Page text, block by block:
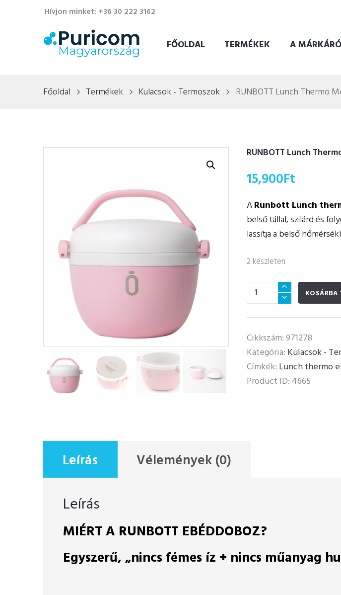
Hívjon minket: +36 30 222 3162
FŐOLDAL TERMÉKEK A
Főoldal Termékek Kulacsok - Termoszok RUNBOTT Lunch Thermo
RUNBOTT Lunch
15,900Ft
ARunbott Lunch
belső tállal, szilárd és
lassítja a belső
2 készleten
RUNBOTT
Lunch
Thermo
Modern
Ételhordó
-
Rózsaszín/Fehér
KOSÁRBA
Cikkszám:971278
Kategória: Kulacsok -
Címkék: Lunch thermo
Product ID: 4665
Leírás Vélemények (0)
Leírás
MIÉRT A RUNBOTT EBÉDDOBOZ?
Egyszerű, „nincs fémes íz + nincs műanyag